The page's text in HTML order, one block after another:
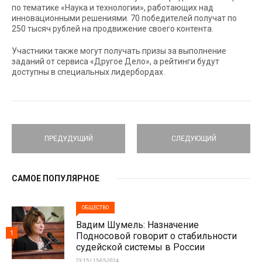
по тематике «Наука и технологии», работающих над
инновационными решениями. 70 победителей получат по
250 тысяч рублей на продвижение своего контента.
Участники также могут получать призы за выполнение
заданий от сервиса «Другое Дело», а рейтинги будут
доступны в специальных лидербордах.
ПРЕДУДУЩИЙ СЛЕДУЮЩИЙ
САМОЕ ПОПУЛЯРНОЕ
ОБЩЕСТВО
Вадим Шумель: Назначение
Подносовой говорит о стабильности
судейской системы в России
23:15 | 15-05-2024
1